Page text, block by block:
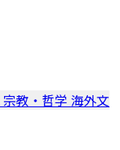
宗教・哲学 海外文